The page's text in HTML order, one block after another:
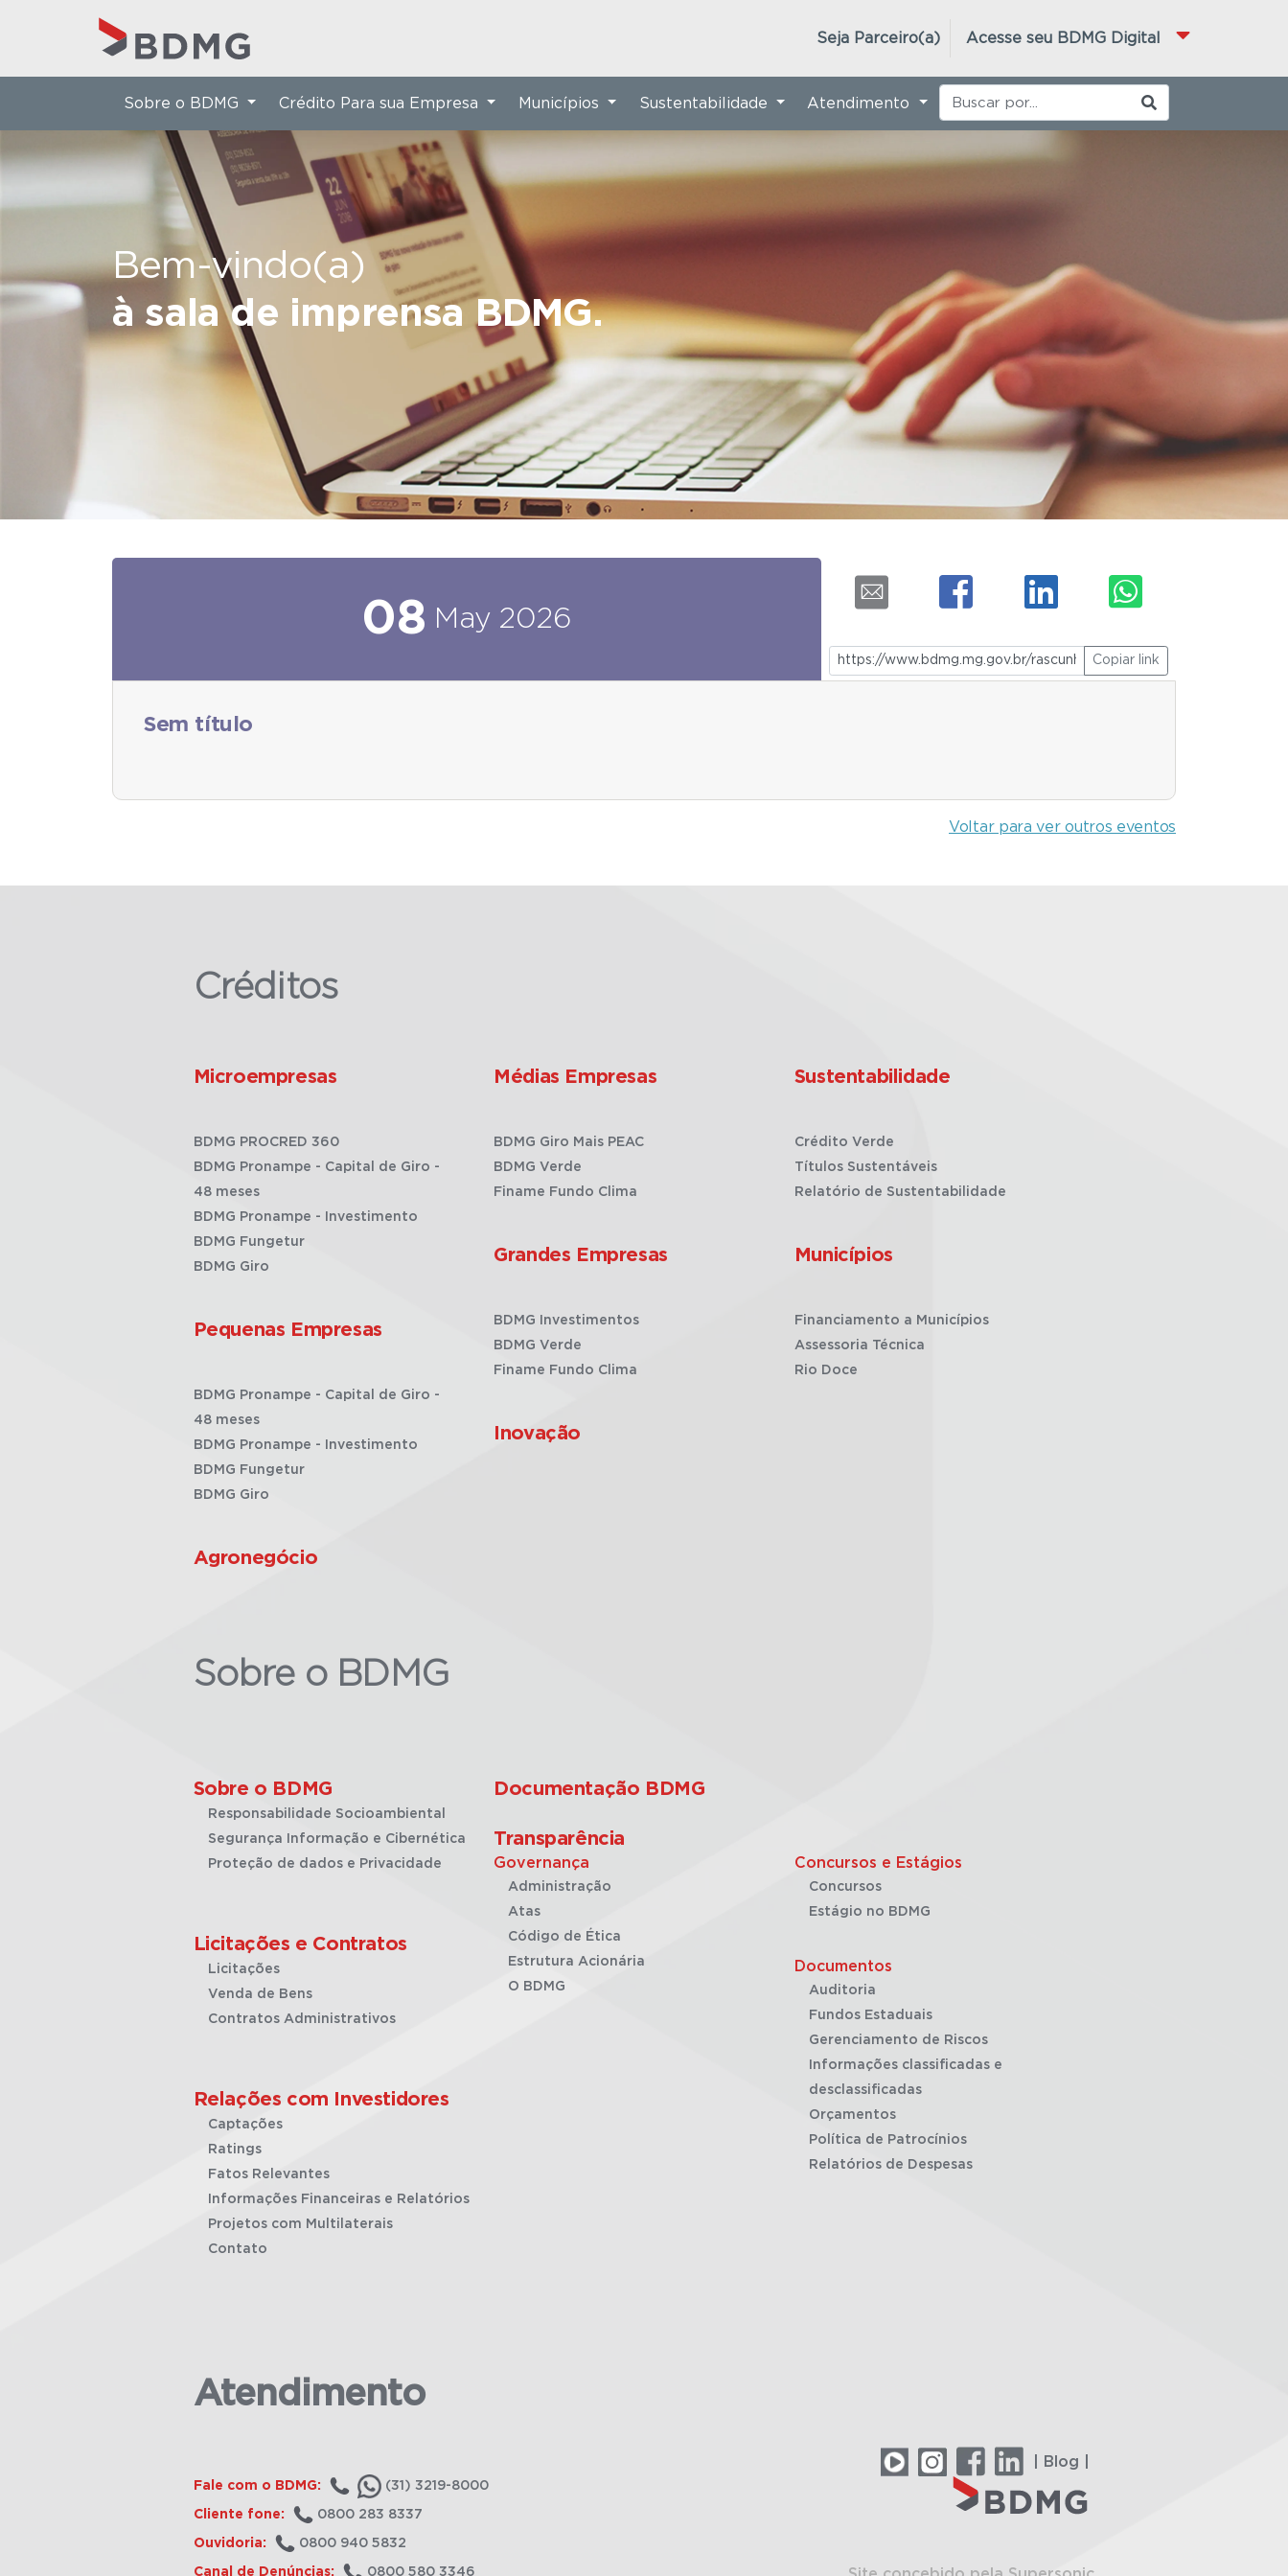
Acesse seu BDMG Digital
Seja Parceiro(a)
Bem-vindo(a)
à sala de imprensa BDMG.
Sobre o BDMG Crédito Para sua Empresa Municípios Sustentabilidade Atendimento
08 May 2026
Copiar link
Sem título
Voltar para ver outros eventos
Créditos
Microempresas
BDMG PROCRED 360
BDMG Pronampe - Capital de Giro -
48 meses
BDMG Pronampe - Investimento
BDMG Fungetur
BDMG Giro
Pequenas Empresas
BDMG Pronampe - Capital de Giro -
48 meses
BDMG Pronampe - Investimento
BDMG Fungetur
BDMG Giro
Agronegócio
Médias Empresas
BDMG Giro Mais PEAC
BDMG Verde
Finame Fundo Clima
Grandes Empresas
BDMG Investimentos
BDMG Verde
Finame Fundo Clima
Inovação
Sustentabilidade
Crédito Verde
Títulos Sustentáveis
Relatório de Sustentabilidade
Municípios
Financiamento a Municípios
Assessoria Técnica
Rio Doce
Sobre o BDMG
Sobre o BDMG
Responsabilidade Socioambiental
Segurança Informação e Cibernética
Proteção de dados e Privacidade
Licitações e Contratos
Licitações
Venda de Bens
Contratos Administrativos
Relações com Investidores
Captações
Ratings
Fatos Relevantes
Informações Financeiras e Relatórios
Projetos com Multilaterais
Contato
Documentação BDMG
Transparência
Governança
Administração
Atas
Código de Ética
Estrutura Acionária
O BDMG
Concursos e Estágios
Concursos
Estágio no BDMG
Documentos
Auditoria
Fundos Estaduais
Gerenciamento de Riscos
Informações classificadas e
desclassificadas
Orçamentos
Política de Patrocínios
Relatórios de Despesas
Atendimento
Fale com o BDMG: (31) 3219-8000
Cliente fone: 0800 283 8337
Ouvidoria: 0800 940 5832
Canal de Denúncias: 0800 580 3346
| Blog |